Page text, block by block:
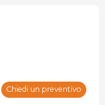
Chiedi un preventivo